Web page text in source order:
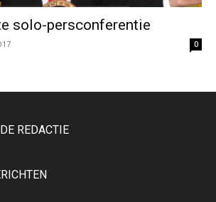
solo-persconferentie
0
REDACTIE